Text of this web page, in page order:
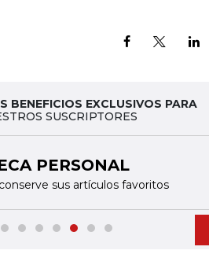
BENEFICIOS EXCLUSIVOS PARA
SUSCRIPTORES
PERSONAL
sus artículos favoritos